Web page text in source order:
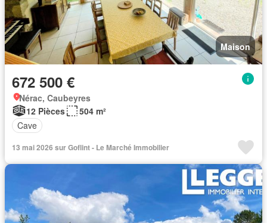
Maison
672 500 €
Nérac, Caubeyres
12 Pièces
504 m²
Cave
13 mai 2026 sur Goflint - Le Marché Immobilier